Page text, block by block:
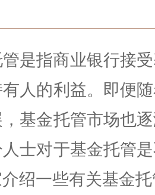
是指商业银行接
人的利益。即便
基金托管市场也
士对于基金托管
绍一些有关基金